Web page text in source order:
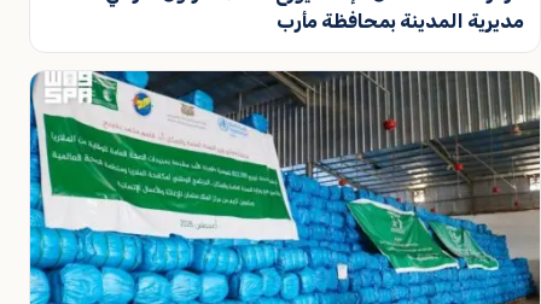
مديرية المدينة بمحافظة مأرب